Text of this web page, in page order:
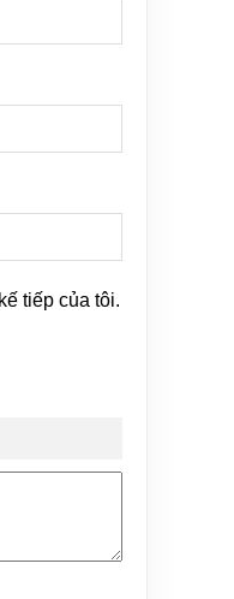
tiếp của tôi.